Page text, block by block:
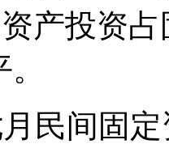
产投资
间固定